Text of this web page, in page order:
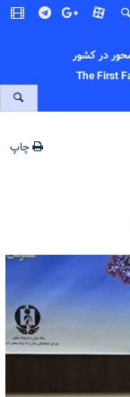
در کشور
The First
چاپ